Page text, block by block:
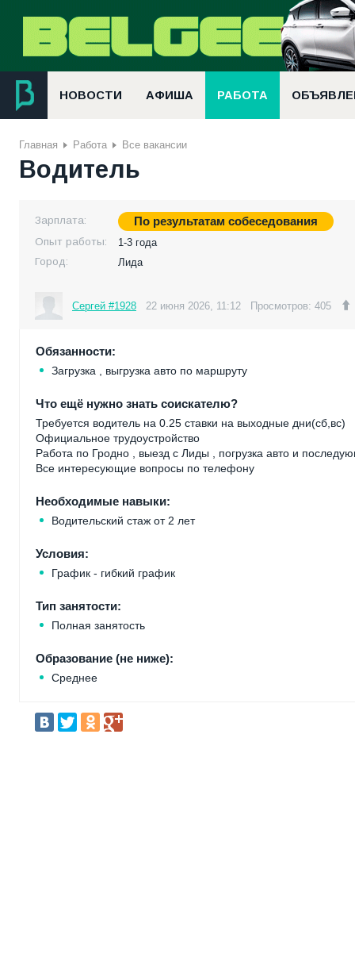
НОВОСТИ АФИША РАБОТА
Главная Работа Все вакансии
Водитель
Зарплата: По результатам собеседования
Опыт работы:
1-3 года
Город:
Лида
Сергей #1928 22 июня 2026, 11:12 Просмотров: 405
Обязанности:
Загрузка , выгрузка авто по маршруту
Что ещё нужно знать соискателю?
Требуется водитель на 0.25 ставки на выходные дни(сб,вс)
Официальное трудоустройство
Работа по Гродно , выезд с Лиды , погрузка авто и
Все интересующие вопросы по телефону
Необходимые навыки:
Водительский стаж от 2 лет
Условия:
График - гибкий график
Тип занятости:
Полная занятость
Образование (не ниже):
Среднее